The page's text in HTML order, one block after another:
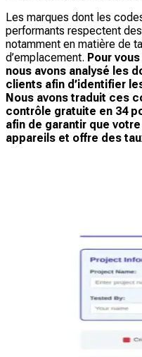
Les marques dont les
performants respectent
notamment en matière de
d’emplacement. Pour
nous avons analysé les
clients afin d’identifier
Nous avons traduit ces
contrôle gratuite en 34
afin de garantir que
appareils et offre des